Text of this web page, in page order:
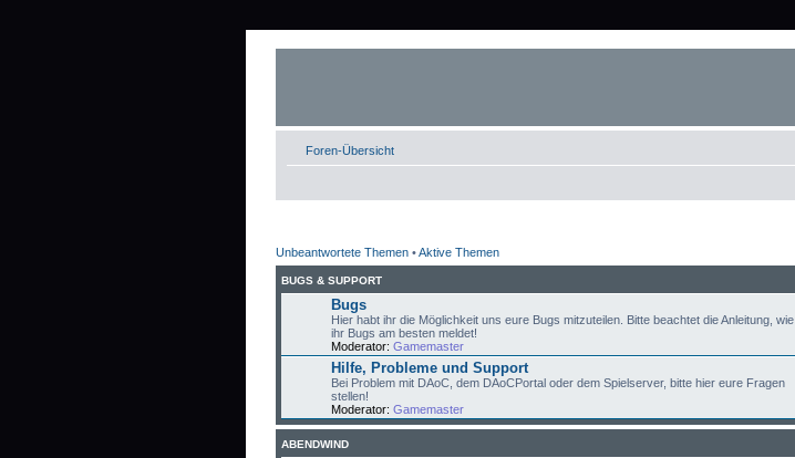
Foren-Übersicht
Unbeantwortete Themen •Aktive Themen
BUGS & SUPPORT
Bugs
Hier habt ihr die Möglichkeit uns eure Bugs mitzuteilen. Bitte beachtet die Anleitung, wie
ihr Bugs am besten meldet!
Moderator: Gamemaster
Hilfe, Probleme und Support
Bei Problem mit DAoC, dem DAoCPortal oder dem Spielserver, bitte hier eure Fragen
stellen!
Moderator: Gamemaster
ABENDWIND